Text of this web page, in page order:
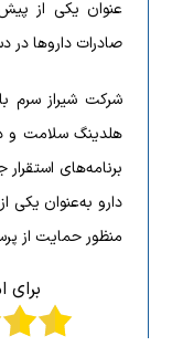
عنوان یکی از
صادرات داروها در
شرکت شیراز سرم
هلدینگ سلامت و
برنامه‌های
دارو به‌عنوان یکی
منظور حمایت از
برای